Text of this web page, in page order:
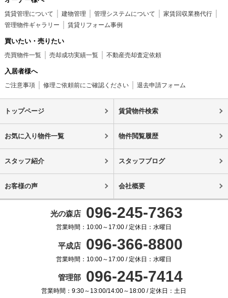
賃貸管理について 建物管理 管理システムについて
家賃回収業務代行
管理物件ギャラリー
賃貸リフォーム事例
買いたい・売りたい
売買物件一覧 売却成功実績一覧 不動産売却査定依頼
入居者様へ
ご注意事項 修理ご依頼前にご確認ください 退去申請フォーム
トップページ 賃貸物件検索
お気に入り物件一覧 物件閲覧履歴
スタッフ紹介 スタッフブログ
お客様の声 会社概要
光の森店 096-245-7363
営業時間：10:00～17:00 / 定休日：水曜日
平成店 096-366-8800
営業時間：10:00～17:00 / 定休日：水曜日
管理部 096-245-7414
営業時間：9:30～13:00/14:00～18:00 / 定休日：土日